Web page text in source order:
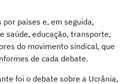
países e, em seguida,
saúde, educação, transporte,
do movimento sindical, que
de cada debate.
foi o debate sobre a Ucrânia,